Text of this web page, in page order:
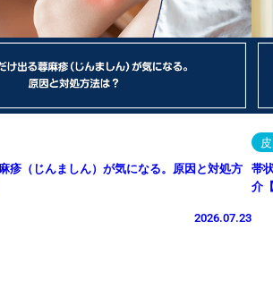
疹（じんましん）が気になる。原因と対処方
2026.07.23
帯
介